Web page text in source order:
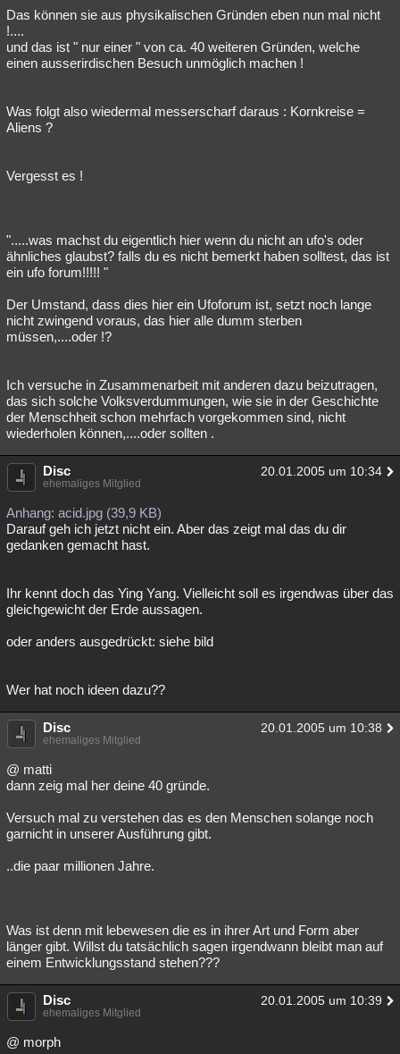
Das können sie aus physikalischen Gründen eben nun mal nicht
!....
und das ist " nur einer " von ca. 40 weiteren Gründen, welche
einen ausserirdischen Besuch unmöglich machen !
Was folgt also wiedermal messerscharf daraus : Kornkreise =
Aliens ?
Vergesst es !
".....was machst du eigentlich hier wenn du nicht an ufo's oder
ähnliches glaubst? falls du es nicht bemerkt haben solltest, das ist
ein ufo forum!!!!! "
Der Umstand, dass dies hier ein Ufoforum ist, setzt noch lange
nicht zwingend voraus, das hier alle dumm sterben
müssen,....oder !?
Ich versuche in Zusammenarbeit mit anderen dazu beizutragen,
das sich solche Volksverdummungen, wie sie in der Geschichte
der Menschheit schon mehrfach vorgekommen sind, nicht
wiederholen können,....oder sollten .
Disc 20.01.2005 um 10:34
ehemaliges Mitglied
Anhang: acid.jpg (39,9 KB)
Darauf geh ich jetzt nicht ein. Aber das zeigt mal das du dir
gedanken gemacht hast.
Ihr kennt doch das Ying Yang. Vielleicht soll es irgendwas über das
gleichgewicht der Erde aussagen.
oder anders ausgedrückt: siehe bild
Wer hat noch ideen dazu??
Disc 20.01.2005 um 10:38
ehemaliges Mitglied
@ matti
dann zeig mal her deine 40 gründe.
Versuch mal zu verstehen das es den Menschen solange noch
garnicht in unserer Ausführung gibt.
..die paar millionen Jahre.
Was ist denn mit lebewesen die es in ihrer Art und Form aber
länger gibt. Willst du tatsächlich sagen irgendwann bleibt man auf
einem Entwicklungsstand stehen???
Disc 20.01.2005 um 10:39
ehemaliges Mitglied
@ morph